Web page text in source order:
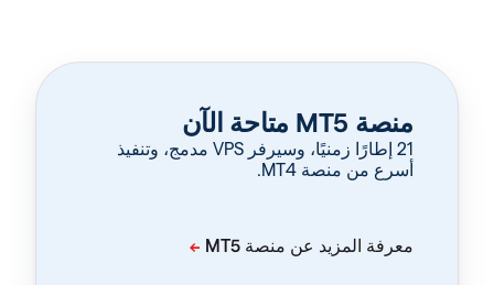
منصة MT5 متاحة الآن
‏21 إطارًا زمنيًا، وسيرفر VPS مدمج، وتنفيذ
أسرع من منصة MT4.